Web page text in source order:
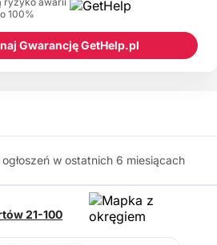
w ostatnich 6 miesiącach
21-100
100%
Gwarancję GetHelp.pl